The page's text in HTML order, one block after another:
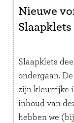
Nieuwe
Slaapklets
Slaapklets
ondergaan.
zijn kleurrijke
inhoud van
hebben we